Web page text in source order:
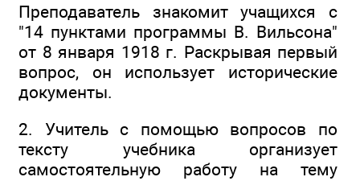
Преподаватель знакомит учащихся с
"14 пунктами программы В. Вильсона"
от 8 января 1918 г. Раскрывая первый
вопрос, он использует исторические
документы.
2. Учитель с помощью вопросов по
тексту учебника организует
самостоятельную работу на тему